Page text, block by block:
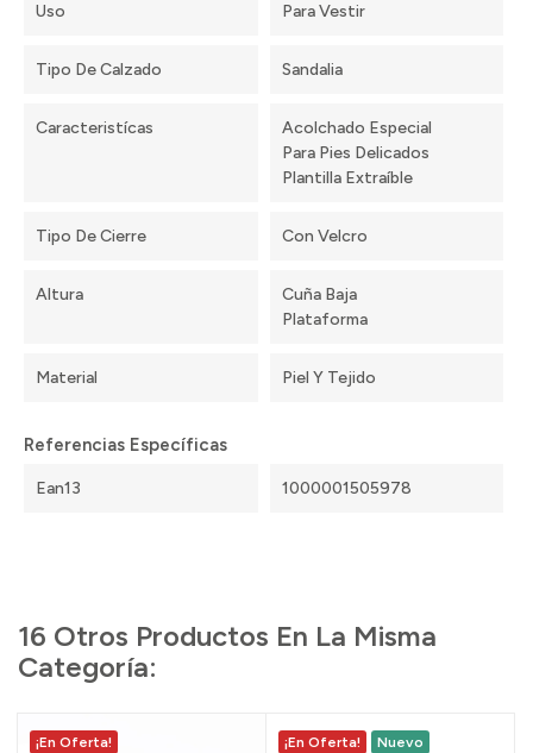
Uso Para Vestir
Tipo De Calzado Sandalia
Caracteristícas
Acolchado Especial
Para Pies Delicados
Plantilla Extraíble
Tipo De Cierre Con Velcro
Altura
Cuña Baja
Plataforma
Material Piel Y Tejido
Referencias Específicas
Ean13 1000001505978
16 Otros Productos En La Misma
Categoría:
¡En Oferta! ¡En Oferta! Nuevo